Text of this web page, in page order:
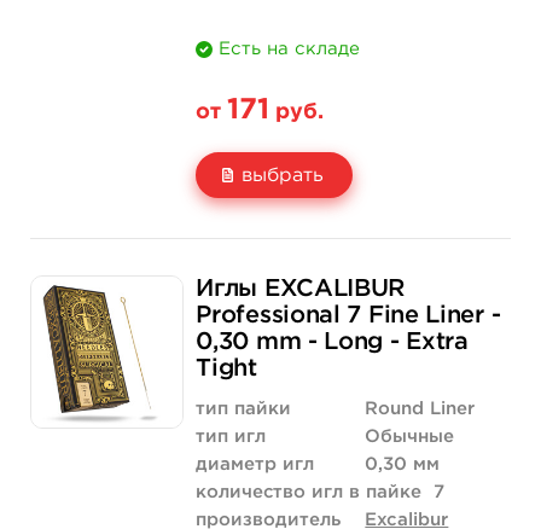
Есть на складе
от 171 руб.
выбрать
Цена
Количество
171 руб.
купить
1 615 руб.
купить
Иглы EXCALIBUR
Professional 7 Fine Liner -
0,30 mm - Long - Extra
Tight
тип пайки
Round Liner
тип игл
Обычные
диаметр игл
0,30 мм
количество игл в пайке
7
производитель
Excalibur